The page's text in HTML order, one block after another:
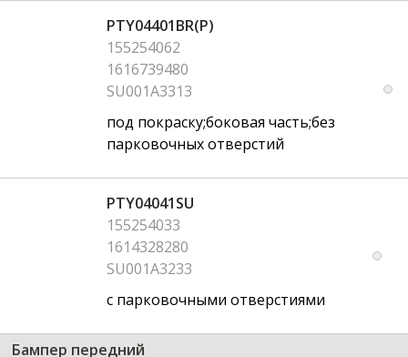
PTY04401BR(P)
155254062
1616739480
SU001A3313
под покраску;боковая часть;без
парковочных отверстий
PTY04041SU
155254033
1614328280
SU001A3233
с парковочными отверстиями
Бампер передний